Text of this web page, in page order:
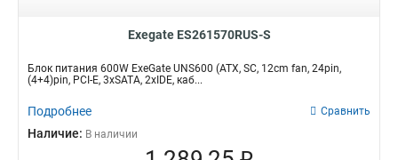
Exegate ES261570RUS-S
Блок питания 600W ExeGate UNS600 (ATX, SC, 12cm fan, 24pin,
(4+4)pin, PCI-E, 3xSATA, 2xIDE, каб...
Подробнее Сравнить
Наличие: В наличии